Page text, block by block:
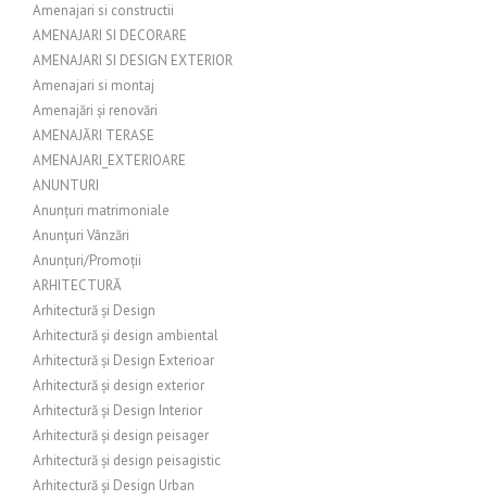
Amenajari si constructii
AMENAJARI SI DECORARE
AMENAJARI SI DESIGN EXTERIOR
Amenajari si montaj
Amenajări și renovări
AMENAJĂRI TERASE
AMENAJARI_EXTERIOARE
ANUNTURI
Anunțuri matrimoniale
Anunțuri Vânzări
Anunțuri/Promoții
ARHITECTURĂ
Arhitectură și Design
Arhitectură și design ambiental
Arhitectură și Design Exterioar
Arhitectură și design exterior
Arhitectură și Design Interior
Arhitectură și design peisager
Arhitectură și design peisagistic
Arhitectură și Design Urban